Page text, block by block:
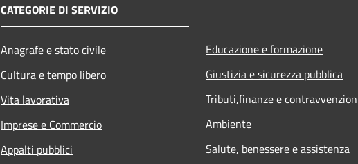
CATEGORIE DI SERVIZIO
Anagrafe e stato civile
Cultura e tempo libero
Vita lavorativa
Imprese e Commercio
Appalti pubblici
Educazione e formazione
Giustizia e sicurezza pubblica
Tributi,finanze e
Ambiente
Salute, benessere e assistenza